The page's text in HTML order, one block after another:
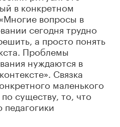
в конкретном
вопросы в
сегодня трудно
а просто понять
Проблемы
нуждаются в
Связка
маленького
существу, то, что